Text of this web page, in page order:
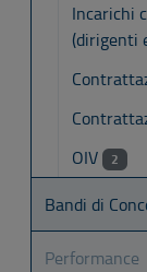
Incarichi
(dirigenti
OIV
2
Bandi di
Performance